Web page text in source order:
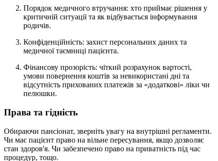
Порядок медичного втручання: хто приймає рішення у
критичній ситуації та як відбувається інформування
родичів.
Конфіденційність: захист персональних даних та
медичної таємниці пацієнта.
Фінансову прозорість: чіткий розрахунок вартості,
умови повернення коштів за невикористані дні та
відсутність прихованих платежів за «додаткові» ліки чи
пелюшки.
Права та гідність
Обираючи пансіонат, зверніть увагу на внутрішні регламенти.
Чи має пацієнт право на вільне пересування, якщо дозволяє
стан здоров'я. Чи забезпечено право на приватність під час
процедур, тощо.